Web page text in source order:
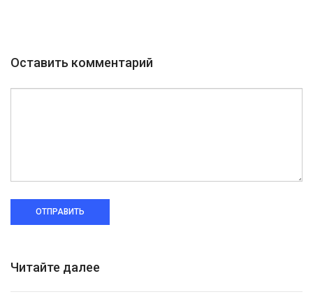
Оставить комментарий
ОТПРАВИТЬ
Читайте далее